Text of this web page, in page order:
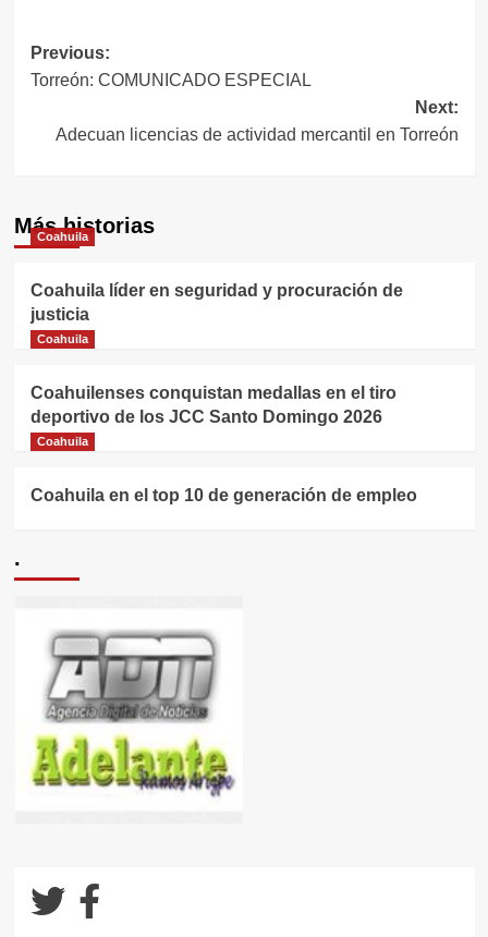
Navegación
de
entradas
Previous:
Torreón: COMUNICADO ESPECIAL
Next:
Adecuan licencias de actividad mercantil en Torreón
Más historias
Coahuila
Coahuila líder en seguridad y procuración de
justicia
Coahuila
Coahuilenses conquistan medallas en el tiro
deportivo de los JCC Santo Domingo 2026
Coahuila
Coahuila en el top 10 de generación de empleo
.